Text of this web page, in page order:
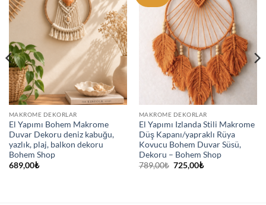
MAKROME DEKORLAR
El Yapımı Bohem Makrome
Duvar Dekoru deniz kabuğu,
yazlık, plaj, balkon dekoru
Bohem Shop
689,00₺
MAKROME DEKORLAR
El Yapımı Izlanda Stili Makrome
Düş Kapanı/yapraklı Rüya
Kovucu Bohem Duvar Süsü,
Dekoru – Bohem Shop
789,00₺ Orijinal
fiyat:
725,00₺Şu